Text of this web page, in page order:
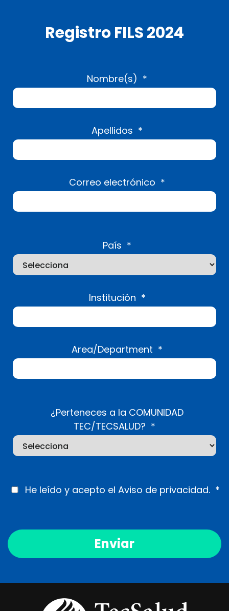
Registro FILS 2024
Nombre(s) *
Apellidos *
Correo electrónico *
País *
Institución *
Area/Department *
¿Perteneces a la COMUNIDAD
TEC/TECSALUD?​ *
He leído y acepto el Aviso de privacidad. *